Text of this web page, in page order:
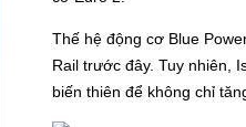
Thế hệ động cơ Blue
Rail trước đây. Tuy nhiên,
biến thiên để không chỉ